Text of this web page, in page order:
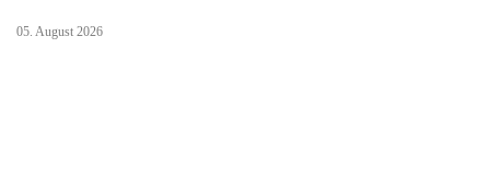
05. August 2026